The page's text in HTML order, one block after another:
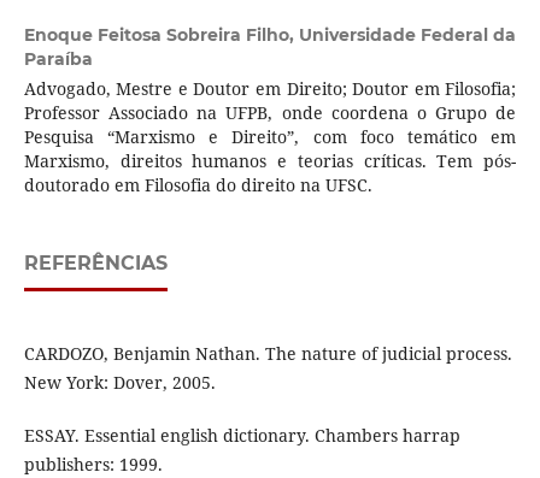
Enoque Feitosa Sobreira Filho, Universidade Federal da
Paraíba
Advogado, Mestre e Doutor em Direito; Doutor em Filosofia;
Professor Associado na UFPB, onde coordena o Grupo de
Pesquisa “Marxismo e Direito”, com foco temático em
Marxismo, direitos humanos e teorias críticas. Tem pós-
doutorado em Filosofia do direito na UFSC.
REFERÊNCIAS
CARDOZO, Benjamin Nathan. The nature of judicial process.
New York: Dover, 2005.
ESSAY. Essential english dictionary. Chambers harrap
publishers: 1999.